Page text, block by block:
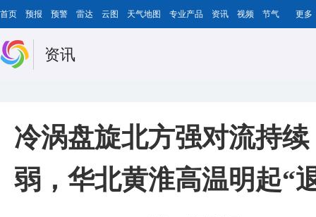
首页 预报 预警 雷达 云图 天气地图 专业产品 资讯 视频 节气 更多
资讯
冷涡盘旋北方强对流持
弱，华北黄淮高温明起“